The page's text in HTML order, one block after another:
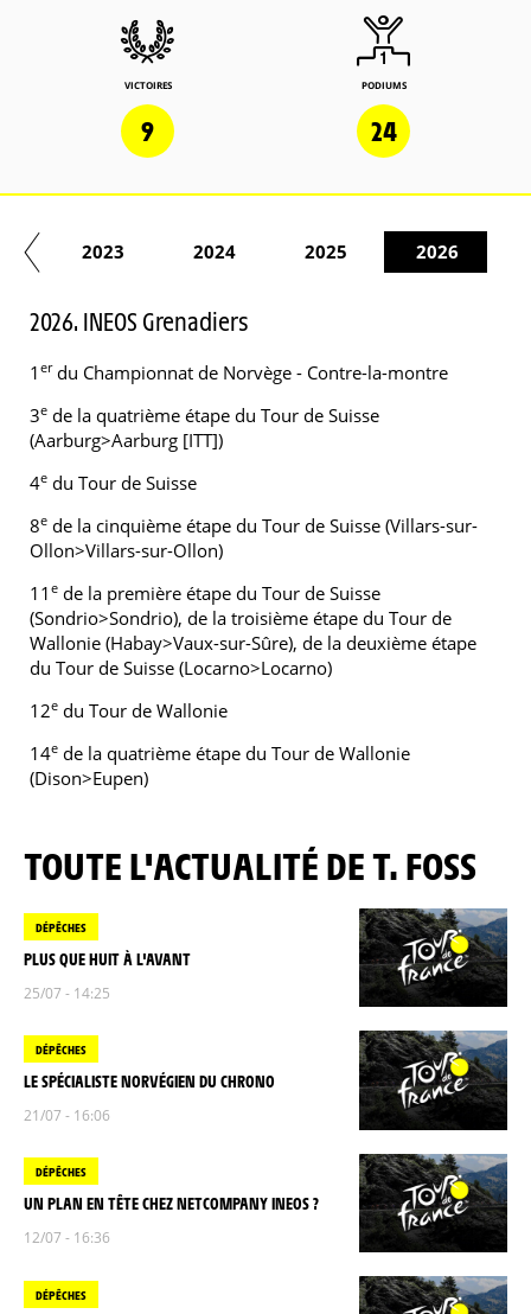
VICTOIRES
9
PODIUMS
24
2023 2024 2025 2026
2026. INEOS Grenadiers
1 erdu Championnat de Norvège - Contre-la-montre
3e de la quatrième étape du Tour de Suisse
(Aarburg>Aarburg [ITT])
4e du Tour de Suisse
8e de la cinquième étape du Tour de Suisse (Villars-sur-
Ollon>Villars-sur-Ollon)
11 e de la première étape du Tour de Suisse
(Sondrio>Sondrio), de la troisième étape du Tour de
Wallonie (Habay>Vaux-sur-Sûre), de la deuxième étape
du Tour de Suisse (Locarno>Locarno)
12e du Tour de Wallonie
14e de la quatrième étape du Tour de Wallonie
(Dison>Eupen)
TOUTE L'ACTUALITÉ DE T. FOSS
DÉPÊCHES
PLUS QUE HUIT À L'AVANT
25/07 - 14:25
DÉPÊCHES
LE SPÉCIALISTE NORVÉGIEN DU CHRONO
21/07 - 16:06
DÉPÊCHES
UN PLAN EN TÊTE CHEZ NETCOMPANY INEOS ?
12/07 - 16:36
DÉPÊCHES